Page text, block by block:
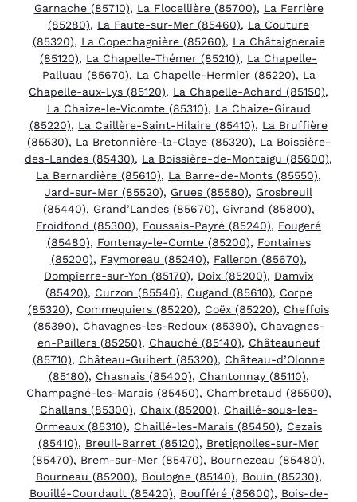
Garnache (85710), La Flocellière (85700), La Ferrière
(85280), La Faute-sur-Mer (85460), La Couture
(85320), La Copechagnière (85260), La Châtaigneraie
(85120), La Chapelle-Thémer (85210), La Chapelle-
Palluau (85670), La Chapelle-Hermier (85220), La
Chapelle-aux-Lys (85120), La Chapelle-Achard (85150),
La Chaize-le-Vicomte (85310), La Chaize-Giraud
(85220), La Caillère-Saint-Hilaire (85410), La Bruffière
(85530), La Bretonnière-la-Claye (85320), La Boissière-
des-Landes (85430), La Boissière-de-Montaigu (85600),
La Bernardière (85610), La Barre-de-Monts (85550),
Jard-sur-Mer (85520), Grues (85580), Grosbreuil
(85440), Grand’Landes (85670), Givrand (85800),
Froidfond (85300), Foussais-Payré (85240), Fougeré
(85480), Fontenay-le-Comte (85200), Fontaines
(85200), Faymoreau (85240), Falleron (85670),
Dompierre-sur-Yon (85170), Doix (85200), Damvix
(85420), Curzon (85540), Cugand (85610), Corpe
(85320), Commequiers (85220), Coëx (85220), Cheffois
(85390), Chavagnes-les-Redoux (85390), Chavagnes-
en-Paillers (85250), Chauché (85140), Châteauneuf
(85710), Château-Guibert (85320), Château-d’Olonne
(85180), Chasnais (85400), Chantonnay (85110),
Champagné-les-Marais (85450), Chambretaud (85500),
Challans (85300), Chaix (85200), Chaillé-sous-les-
Ormeaux (85310), Chaillé-les-Marais (85450), Cezais
(85410), Breuil-Barret (85120), Bretignolles-sur-Mer
(85470), Brem-sur-Mer (85470), Bournezeau (85480),
Bourneau (85200), Boulogne (85140), Bouin (85230),
Bouillé-Courdault (85420), Boufféré (85600), Bois-de-